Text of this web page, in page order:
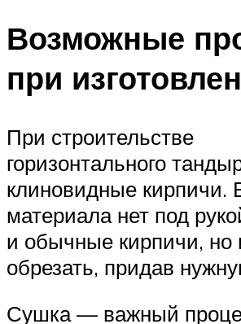
Возможные
при
При строительстве
горизонтального
клиновидные кирпичи.
материала нет под
и обычные кирпичи, но
обрезать, придав
Сушка — важный